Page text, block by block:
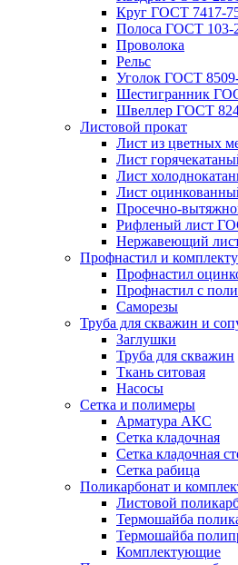
Круг ГОСТ 7417-
Полоса ГОСТ 103-
Проволока
Рельс
Уголок ГОСТ
Шестигранник
Швеллер ГОСТ
Листовой прокат
Лист из цветных
Лист
Лист
Лист
Просечно-
Рифленый лист
Нержавеющий
Профнастил и
Профнастил
Профнастил с
Саморезы
Труба для скважин и
Заглушки
Труба для скважин
Ткань ситовая
Насосы
Сетка и полимеры
Арматура АКС
Сетка кладочная
Сетка кладочная
Сетка рабица
Поликарбонат и
Листовой
Термошайба
Термошайба
Комплектующие